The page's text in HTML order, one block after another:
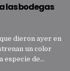
las bodegas
dieron ayer en
un color
especie de...